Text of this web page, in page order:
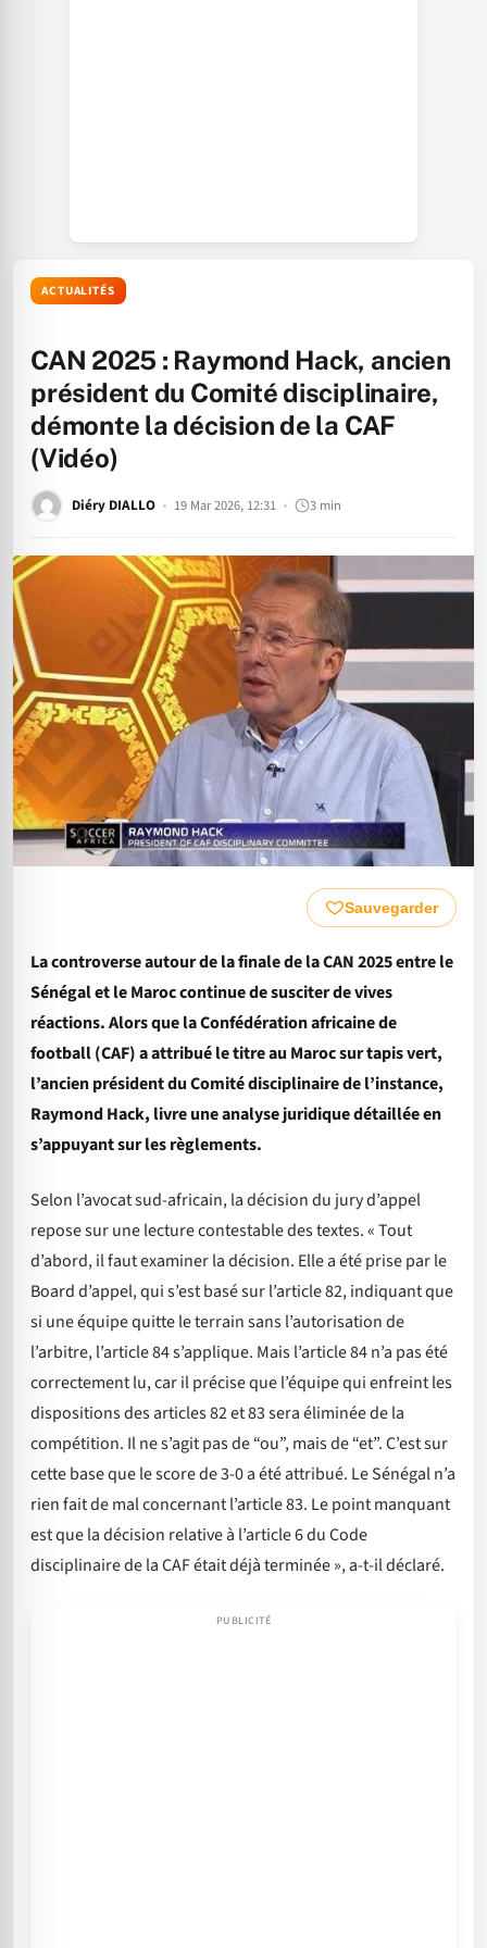
ACTUALITÉS
CAN 2025 : Raymond Hack, ancien
président du Comité disciplinaire,
démonte la décision de la CAF
(Vidéo)
Diéry DIALLO 19 Mar 2026, 12:31 3 min
Sauvegarder
La controverse autour de la finale de la CAN 2025 entre le
Sénégal et le Maroc continue de susciter de vives
réactions. Alors que la Confédération africaine de
football (CAF) a attribué le titre au Maroc sur tapis vert,
l’ancien président du Comité disciplinaire de l’instance,
Raymond Hack, livre une analyse juridique détaillée en
s’appuyant sur les règlements.
Selon l’avocat sud-africain, la décision du jury d’appel
repose sur une lecture contestable des textes. « Tout
d’abord, il faut examiner la décision. Elle a été prise par le
Board d’appel, qui s’est basé sur l’article 82, indiquant que
si une équipe quitte le terrain sans l’autorisation de
l’arbitre, l’article 84 s’applique. Mais l’article 84 n’a pas été
correctement lu, car il précise que l’équipe qui enfreint les
dispositions des articles 82 et 83 sera éliminée de la
compétition. Il ne s’agit pas de “ou”, mais de “et”. C’est sur
cette base que le score de 3-0 a été attribué. Le Sénégal n’a
rien fait de mal concernant l’article 83. Le point manquant
est que la décision relative à l’article 6 du Code
disciplinaire de la CAF était déjà terminée », a-t-il déclaré.